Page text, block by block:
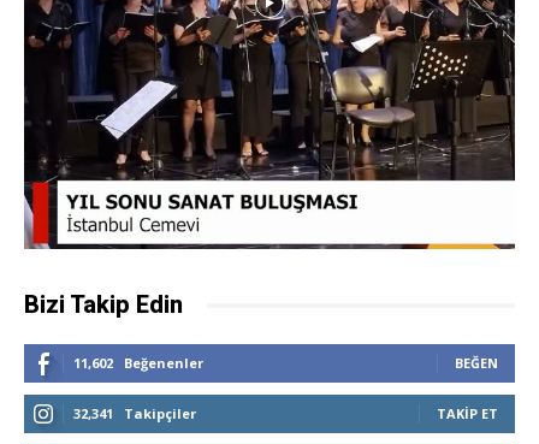
Bizi Takip Edin
11,602 Beğenenler BEĞEN
32,341 Takipçiler TAKIP ET